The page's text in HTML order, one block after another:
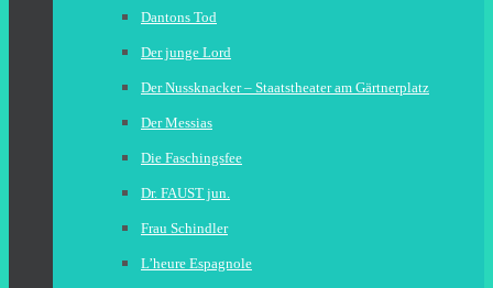
Dantons Tod
Der junge Lord
Der Nussknacker – Staatstheater am Gärtnerplatz
Der Messias
Die Faschingsfee
Dr. FAUST jun.
Frau Schindler
L’heure Espagnole